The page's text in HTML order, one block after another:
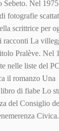
Nel 1975
fotografie
scrittrice per
racconti La
Pralève. Nel
nelle liste del
il romanzo Una
di fiabe Lo
del Consiglio
Civica.